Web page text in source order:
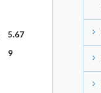
5.67
9